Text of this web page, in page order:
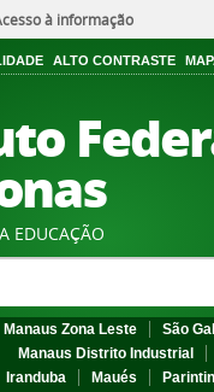
à informação
ALTO CONTRASTE
EDUCAÇÃO
Manaus Zona Leste
São
Manaus Distrito Industrial
Iranduba Maués